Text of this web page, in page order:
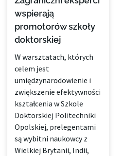
wspierają
promotorów szkoły
doktorskiej
W warsztatach, których
celem jest
umiędzynarodowienie i
zwiększenie efektywności
kształcenia w Szkole
Doktorskiej Politechniki
Opolskiej, prelegentami
są wybitni naukowcy z
Wielkiej Brytanii, Indii,